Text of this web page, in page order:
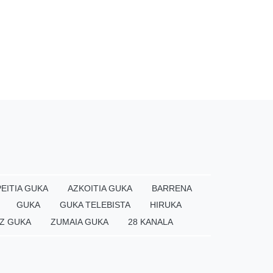
GUKA AZKOITIA GUKA
BARRENA
GUKA GUKA TELEBISTA
HIRUKA
GUKA ZUMAIA GUKA 28 KANALA